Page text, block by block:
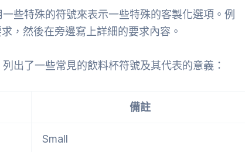
些特殊的符號來表示一些特殊的客製化選項。例
，然後在旁邊寫上詳細的要求內容。
出了一些常見的飲料杯符號及其代表的意義：
備註
Small